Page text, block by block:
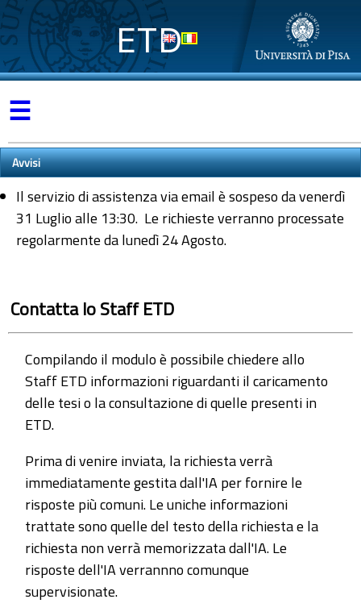
ETD
☰
Avvisi
Il servizio di assistenza via email è sospeso da venerdì
31 Luglio alle 13:30. Le richieste verranno processate
regolarmente da lunedì 24 Agosto.
Contatta lo Staff ETD
Compilando il modulo è possibile chiedere allo
Staff ETD informazioni riguardanti il caricamento
delle tesi o la consultazione di quelle presenti in
ETD.
Prima di venire inviata, la richiesta verrà
immediatamente gestita dall'IA per fornire le
risposte più comuni. Le uniche informazioni
trattate sono quelle del testo della richiesta e la
richiesta non verrà memorizzata dall'IA. Le
risposte dell'IA verrannno comunque
supervisionate.